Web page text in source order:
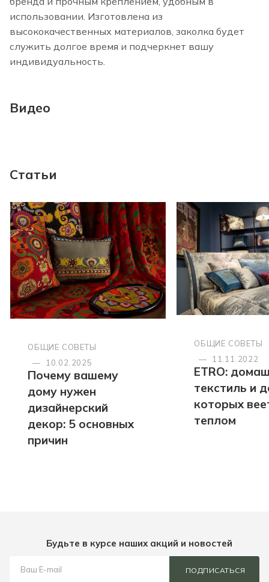
использовании. Изготовлена из
высококачественных материалов, заколка будет
служить долгое время и подчеркнет вашу
индивидуальность.
Видео
Статьи
ОБЩИЕ СОВЕТЫ
—
10.02.2025
Почему вашему
дому нужен
дизайнерский
декор: 5 основных
причин
ОБЩИЕ СОВЕТЫ
—
11.11.2022
ETRO:
текстиль и
которых
теплом
Будьте в курсе наших акций и новостей
ПОДПИСАТЬСЯ